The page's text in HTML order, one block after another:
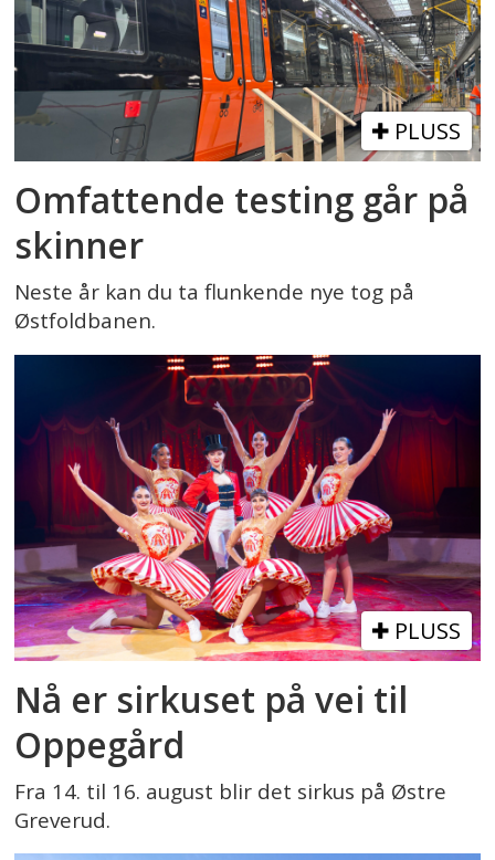
PLUSS
Omfattende testing går på
skinner
Neste år kan du ta flunkende nye tog på
Østfoldbanen.
PLUSS
Nå er sirkuset på vei til
Oppegård
Fra 14. til 16. august blir det sirkus på Østre
Greverud.